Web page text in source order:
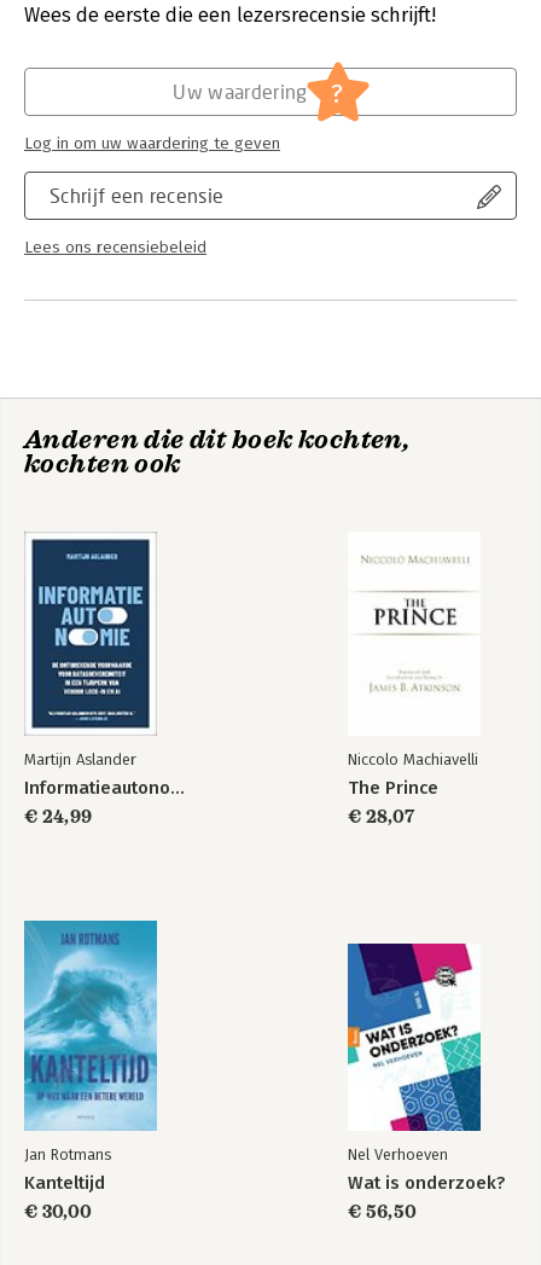
een Nederlands publiek. In Russische ravage leest u hoe
thema’s als Poetins heerschappij, corruptie, en onze
ingewikkelde relatie met Rusland komen terug in dit boek.
Verschijningsdatum:
5-4-2019
Mens en maatschappij
Wees de eerste die een lezersrecensie schrijft!
Schrijf een recensie
Lees ons recensiebeleid
Uw waardering ?
Log in om uw waardering te geven
Anderen die dit boek kochten,
kochten ook
Martijn Aslander
Informatieautonomie
€ 24,99
Niccolo Machiavelli
The Prince
€ 28,07
Jan Rotmans
Kanteltijd
€ 30,00
Nel Verhoeven
Wat is onderzoek?
€ 56,50